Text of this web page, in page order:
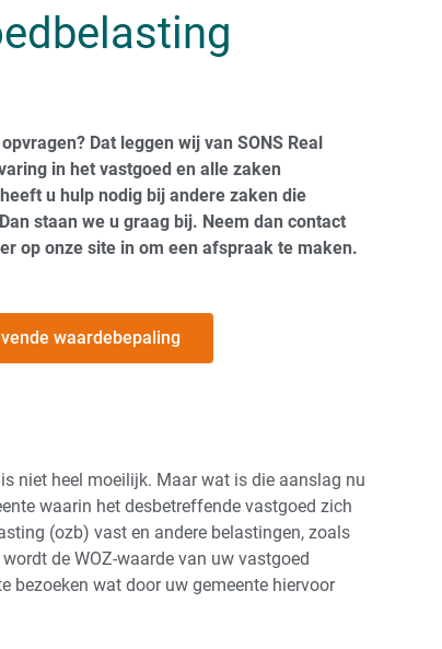
Dat leggen wij van SONS Real
in het vastgoed en alle zaken
u hulp nodig bij andere zaken die
staan we u graag bij. Neem dan contact
op onze site in om een afspraak te maken.
waardebepaling
niet heel moeilijk. Maar wat is die aanslag nu
waarin het desbetreffende vastgoed zich
(ozb) vast en andere belastingen, zoals
de WOZ-waarde van uw vastgoed
bezoeken wat door uw gemeente hiervoor